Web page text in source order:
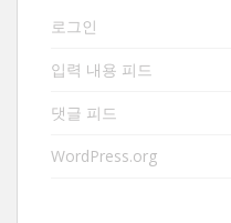
로그인
입력 내용 피드
댓글 피드
WordPress.org